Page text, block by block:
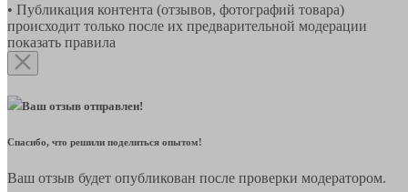
• Публикация контента (отзывов, фотографий товара)
происходит только после их предварительной модерации
показать правила
Ваш отзыв отправлен!
Спасибо, что решили поделиться опытом!
Ваш отзыв будет опубликован после проверки модератором.